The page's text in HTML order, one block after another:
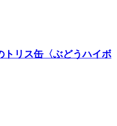
トリス缶〈ぶどうハイボ